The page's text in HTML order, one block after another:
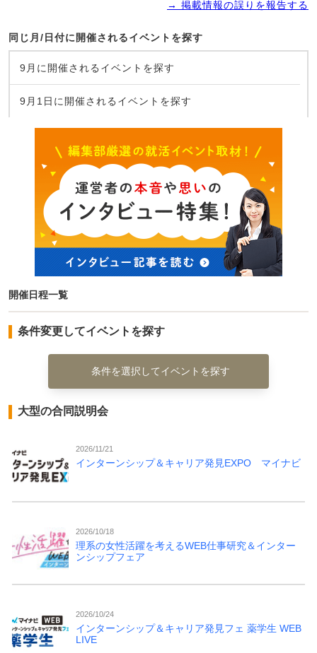
→ 掲載情報の誤りを報告する
同じ月/日付に開催されるイベントを探す
9月に開催されるイベントを探す
9月1日に開催されるイベントを探す
開催日程一覧
条件変更してイベントを探す
条件を選択してイベントを探す
大型の合同説明会
2026/11/21
インターンシップ＆キャリア発見EXPO マイナビ
2026/10/18
理系の女性活躍を考えるWEB仕事研究＆インター
ンシップフェア
2026/10/24
インターンシップ＆キャリア発見フェ 薬学生 WEB
LIVE